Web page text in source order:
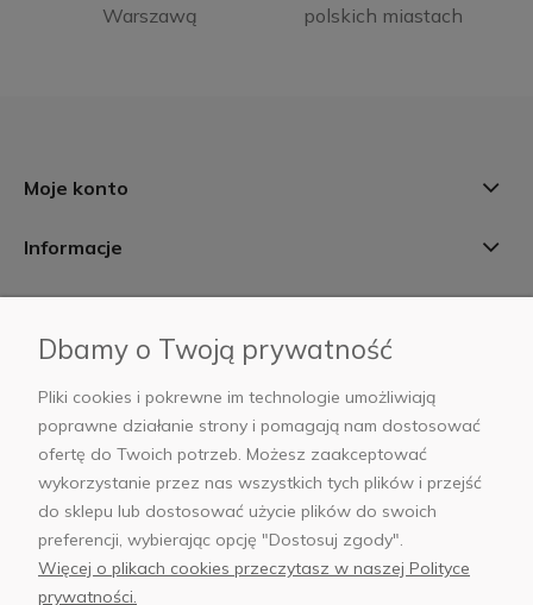
Warszawą
polskich miastach
Moje konto
Informacje
AB Foto
sklep@abfoto.pl
+48 797 971 275
Dbamy o Twoją prywatność
Pliki cookies i pokrewne im technologie umożliwiają
poprawne działanie strony i pomagają nam dostosować
ofertę do Twoich potrzeb. Możesz zaakceptować
wykorzystanie przez nas wszystkich tych plików i przejść
do sklepu lub dostosować użycie plików do swoich
preferencji, wybierając opcję "Dostosuj zgody".
Więcej o plikach cookies przeczytasz w naszej Polityce
prywatności.